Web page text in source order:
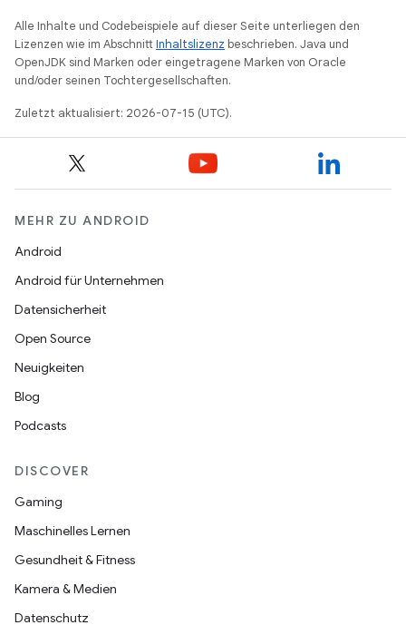
Alle Inhalte und Codebeispiele auf dieser Seite unterliegen den
Lizenzen wie im AbschnittInhaltslizenz beschrieben. Java und
OpenJDK sind Marken oder eingetragene Marken von Oracle
und/oder seinen Tochtergesellschaften.
Zuletzt aktualisiert: 2026-07-15 (UTC).
MEHR ZU ANDROID
Android
Android für Unternehmen
Datensicherheit
Open Source
Neuigkeiten
Blog
Podcasts
DISCOVER
Gaming
Maschinelles Lernen
Gesundheit & Fitness
Kamera & Medien
Datenschutz